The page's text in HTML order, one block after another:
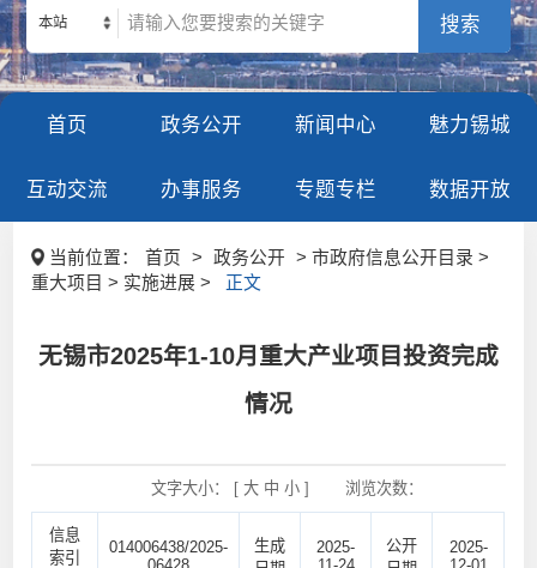
本站
首页 政务公开 新闻中心 魅力锡城
互动交流 办事服务 专题专栏 数据开放
当前位置： 首页 > 政务公开
> 市政府信息公开目录 >
重大项目 > 实施进展 >
正文
无锡市2025年1-10月重大产业项目投资完成
情况
文字大小： [ 大 中 小] 浏览次数：
信息
索引
014006438/2025-
生成
2025-
公开
2025-